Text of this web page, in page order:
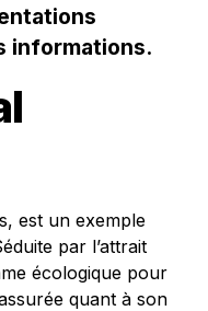
informations.
est un exemple
par l’attrait
écologique pour
quant à son